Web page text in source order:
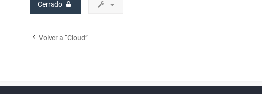
Cerrado
Volver a “Cloud”